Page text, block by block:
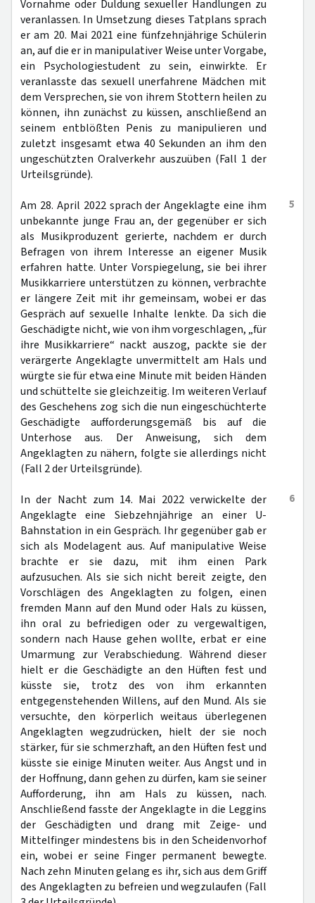
Vornahme oder Duldung sexueller Handlungen zu
veranlassen. In Umsetzung dieses Tatplans sprach
er am 20. Mai 2021 eine fünfzehnjährige Schülerin
an, auf die er in manipulativer Weise unter Vorgabe,
ein Psychologiestudent zu sein, einwirkte. Er
veranlasste das sexuell unerfahrene Mädchen mit
dem Versprechen, sie von ihrem Stottern heilen zu
können, ihn zunächst zu küssen, anschließend an
seinem entblößten Penis zu manipulieren und
zuletzt insgesamt etwa 40 Sekunden an ihm den
ungeschützten Oralverkehr auszuüben (Fall 1 der
Urteilsgründe).
5
Am 28. April 2022 sprach der Angeklagte eine ihm
unbekannte junge Frau an, der gegenüber er sich
als Musikproduzent gerierte, nachdem er durch
Befragen von ihrem Interesse an eigener Musik
erfahren hatte. Unter Vorspiegelung, sie bei ihrer
Musikkarriere unterstützen zu können, verbrachte
er längere Zeit mit ihr gemeinsam, wobei er das
Gespräch auf sexuelle Inhalte lenkte. Da sich die
Geschädigte nicht, wie von ihm vorgeschlagen, „für
ihre Musikkarriere“ nackt auszog, packte sie der
verärgerte Angeklagte unvermittelt am Hals und
würgte sie für etwa eine Minute mit beiden Händen
und schüttelte sie gleichzeitig. Im weiteren Verlauf
des Geschehens zog sich die nun eingeschüchterte
Geschädigte aufforderungsgemäß bis auf die
Unterhose aus. Der Anweisung, sich dem
Angeklagten zu nähern, folgte sie allerdings nicht
(Fall 2 der Urteilsgründe).
6
In der Nacht zum 14. Mai 2022 verwickelte der
Angeklagte eine Siebzehnjährige an einer U-
Bahnstation in ein Gespräch. Ihr gegenüber gab er
sich als Modelagent aus. Auf manipulative Weise
brachte er sie dazu, mit ihm einen Park
aufzusuchen. Als sie sich nicht bereit zeigte, den
Vorschlägen des Angeklagten zu folgen, einen
fremden Mann auf den Mund oder Hals zu küssen,
ihn oral zu befriedigen oder zu vergewaltigen,
sondern nach Hause gehen wollte, erbat er eine
Umarmung zur Verabschiedung. Während dieser
hielt er die Geschädigte an den Hüften fest und
küsste sie, trotz des von ihm erkannten
entgegenstehenden Willens, auf den Mund. Als sie
versuchte, den körperlich weitaus überlegenen
Angeklagten wegzudrücken, hielt der sie noch
stärker, für sie schmerzhaft, an den Hüften fest und
küsste sie einige Minuten weiter. Aus Angst und in
der Hoffnung, dann gehen zu dürfen, kam sie seiner
Aufforderung, ihn am Hals zu küssen, nach.
Anschließend fasste der Angeklagte in die Leggins
der Geschädigten und drang mit Zeige- und
Mittelfinger mindestens bis in den Scheidenvorhof
ein, wobei er seine Finger permanent bewegte.
Nach zehn Minuten gelang es ihr, sich aus dem Griff
des Angeklagten zu befreien und wegzulaufen (Fall